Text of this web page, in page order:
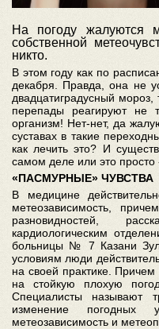
На погоду жалуются
собственной
никто.
В этом году как по
декабря. Правда, она не
двадцатиградусный
перепады реагируют не
организм! Нет-нет, да
суставах в такие
как лечить это? И
самом деле или это просто
«ПАСМУРНЫЕ» ЧУВСТВА
В медицине
метеозависимость,
разновидностей,
кардиологическим
больницы № 7 Казани
условиям люди
на своей практике.
на стойкую плохую
Специалисты называют
изменение погодных
метеозависимость и